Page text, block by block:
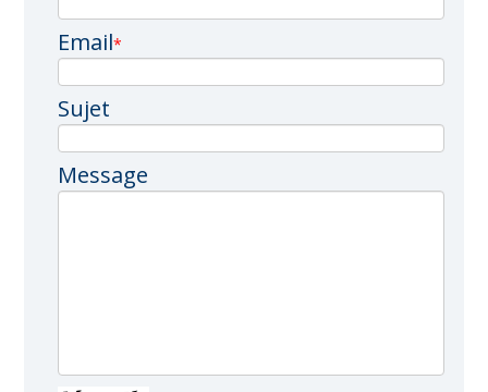
Email*
Sujet
Message